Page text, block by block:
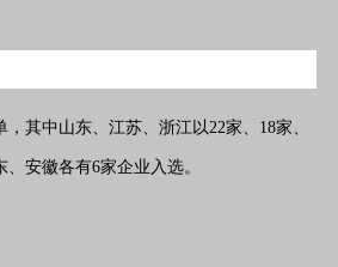
其中山东、江苏、浙江以22家、18家、
、安徽各有6家企业入选。